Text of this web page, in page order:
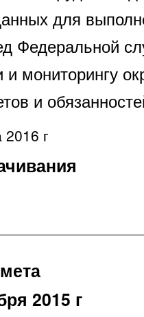
для
Федеральной
и мониторингу
и
г
2015 г